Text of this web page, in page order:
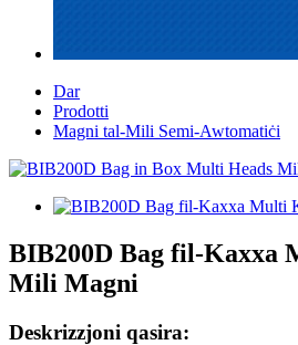
Dar
Prodotti
Magni tal-Mili Semi-Awtomatiċi
BIB200D Bag fil-Kaxxa
Mili Magni
Deskrizzjoni qasira: